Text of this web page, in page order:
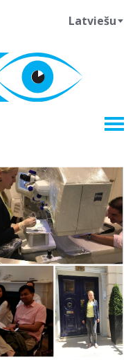
Latviešu